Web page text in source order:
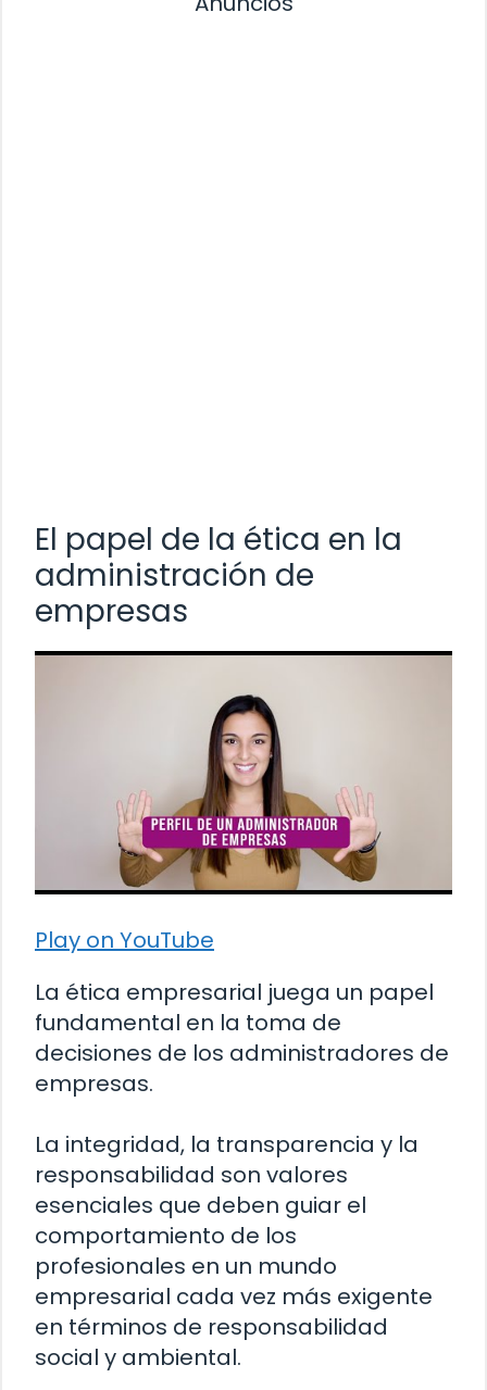
El papel de la ética en la
administración de
empresas
Play on YouTube
La ética empresarial juega un papel
fundamental en la toma de
decisiones de los administradores de
empresas.
La integridad, la transparencia y la
responsabilidad son valores
esenciales que deben guiar el
comportamiento de los
profesionales en un mundo
empresarial cada vez más exigente
en términos de responsabilidad
social y ambiental.